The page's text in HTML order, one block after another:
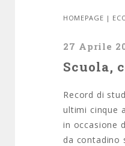
HOMEPAGE |
27 Aprile
Scuola,
Record di
ultimi cinque
in occasione
da contadino